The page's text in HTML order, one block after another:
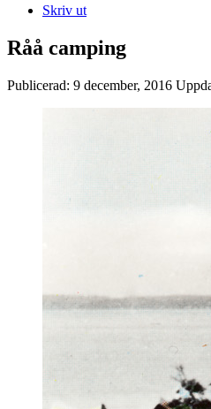
Skriv ut
Råå camping
Publicerad: 9 december, 2016